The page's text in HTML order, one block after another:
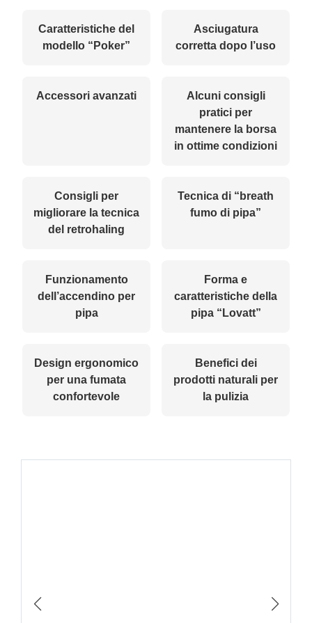
Caratteristiche del
modello “Poker”
Asciugatura
corretta dopo l’uso
Accessori avanzati
Alcuni consigli
pratici per
mantenere la borsa
in ottime condizioni
Consigli per
migliorare la tecnica
del retrohaling
Tecnica di “breath
fumo di pipa”
Funzionamento
dell’accendino per
pipa
Forma e
caratteristiche della
pipa “Lovatt”
Design ergonomico
per una fumata
confortevole
Benefici dei
prodotti naturali per
la pulizia